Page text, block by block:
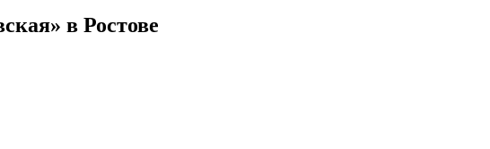
в Ростове